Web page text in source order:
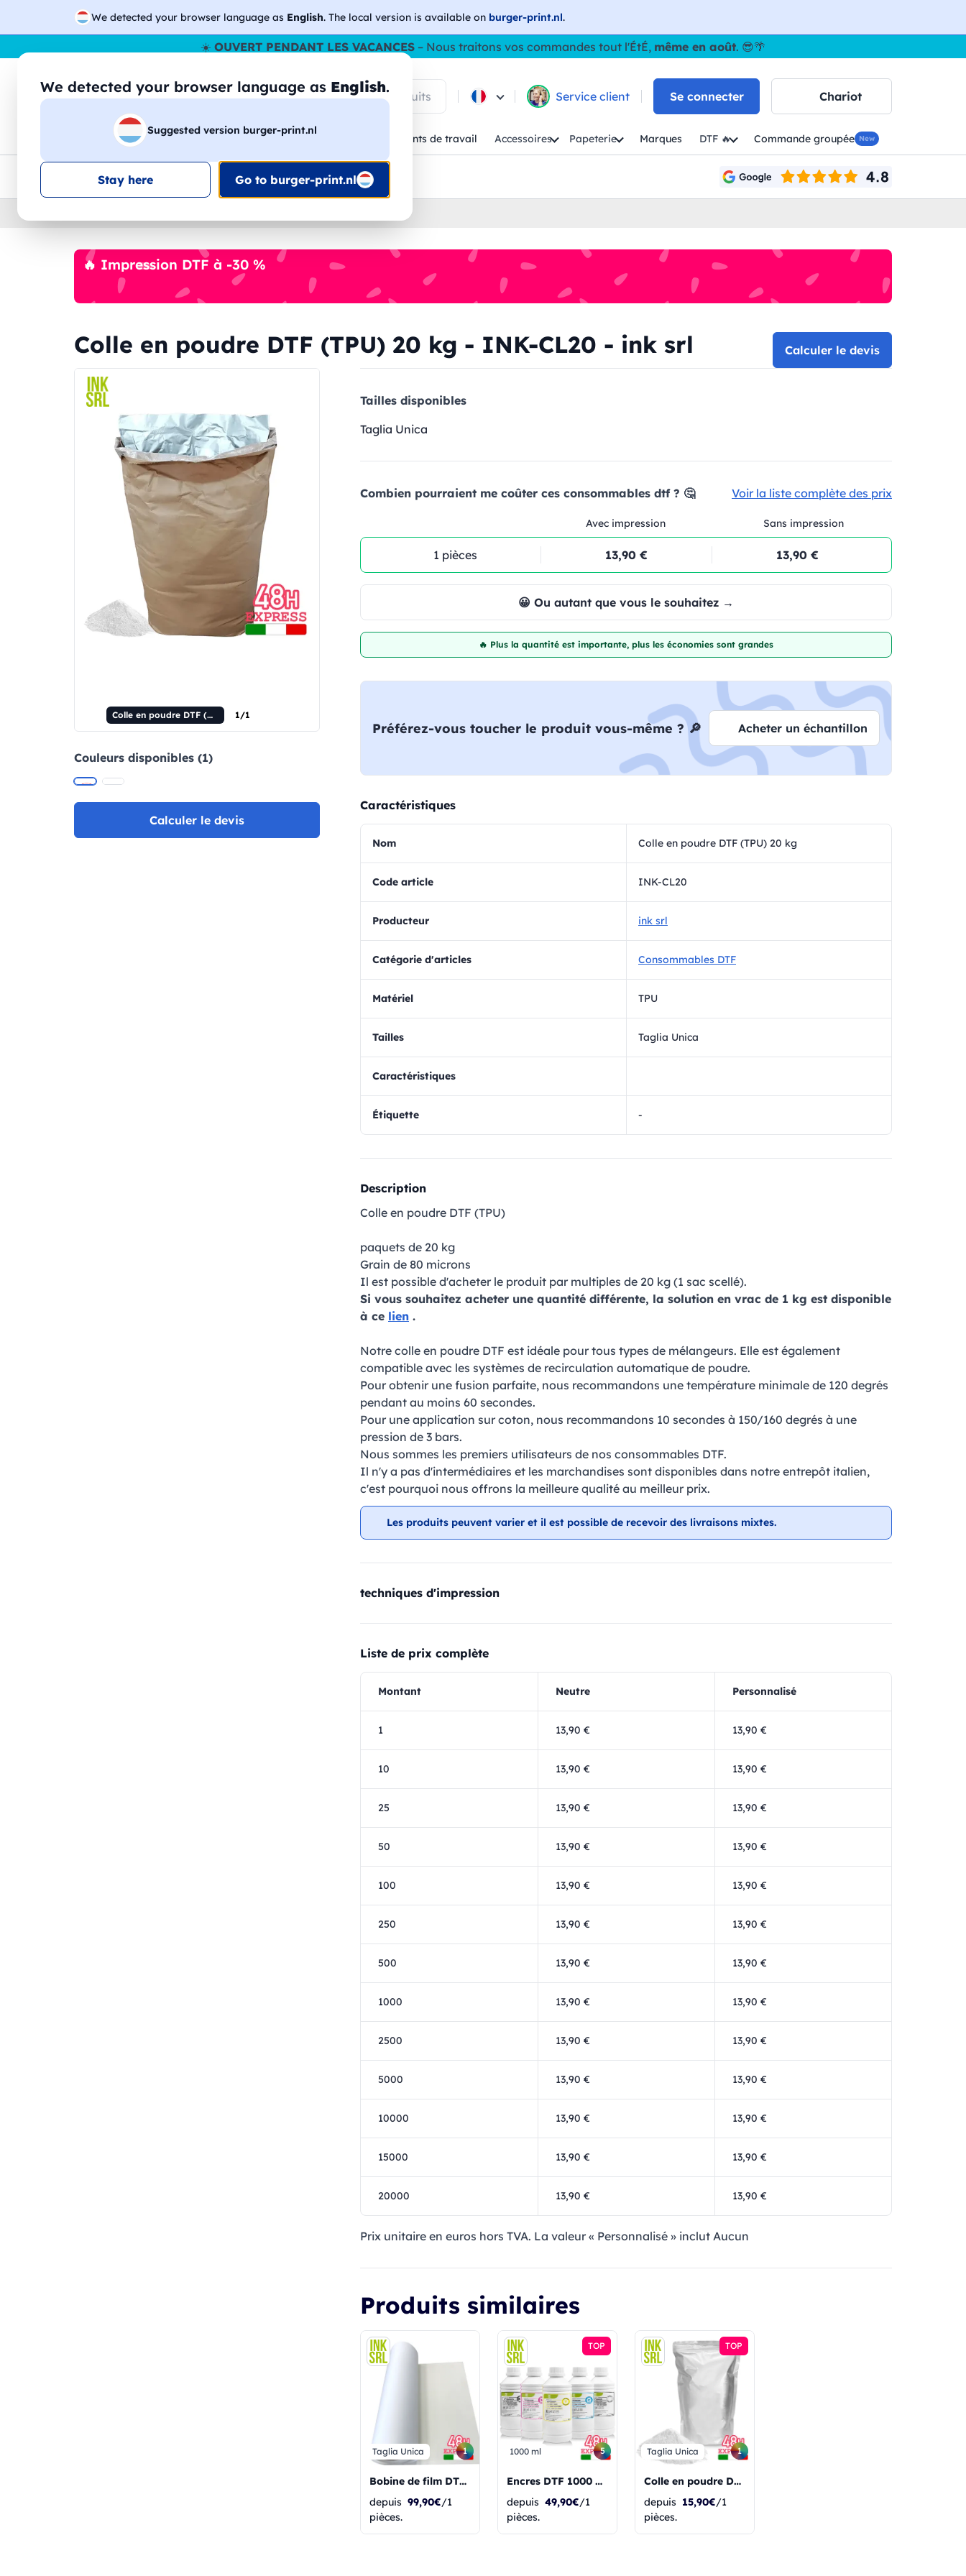
We detected your browser language as English. The local version is available on burger-print.nl.
We detected your browser language as English.
Suggested version burger-print.nl
Stay here Go to burger-print.nl
☀️ OUVERT PENDANT LES VACANCES – Nous traitons vos commandes tout l'ÉtÉ, même en août. 😎🌴
🔎 Recherchez parmi les produits Service client Se connecter Chariot
Sweat-shirts Homme Femme Vêtements de travail Accessoires Papeterie Marques DTF 🔥 Commande groupée New
Livraison UERemise quantité Service clientCroquis prépresse
🔥 Impression DTF à -30 %
Colle en poudre DTF (TPU) 20 kg - INK-CL20 - ink srl Calculer le devis
Colle en poudre DTF (TPU) 20 kg 1/1
Couleurs disponibles (1)
Calculer le devis
Tailles disponibles
Taglia Unica
Combien pourraient me coûter ces consommables dtf ? 🤔 Voir la liste complète des prix
Avec impression Sans impression
1 pièces 13,90 € 13,90 €
😀 Ou autant que vous le souhaitez →
🔥 Plus la quantité est importante, plus les économies sont grandes
Préférez-vous toucher le produit vous-même ? 🔎 Acheter un échantillon
Caractéristiques
Nom Colle en poudre DTF (TPU) 20 kg
Code article INK-CL20
Producteur ink srl
Catégorie d'articles Consommables DTF
matériel TPU
Tailles Taglia Unica
Caractéristiques
Étiquette -
Description
Colle en poudre DTF (TPU)
paquets de 20 kg
Grain de 80 microns
Il est possible d'acheter le produit par multiples de 20 kg (1 sac scellé).
Si vous souhaitez acheter une quantité différente, la solution en vrac de 1 kg est disponible
à ce lien .
Notre colle en poudre DTF est idéale pour tous types de mélangeurs. Elle est également
compatible avec les systèmes de recirculation automatique de poudre.
Pour obtenir une fusion parfaite, nous recommandons une température minimale de 120 degrés
pendant au moins 60 secondes.
Pour une application sur coton, nous recommandons 10 secondes à 150/160 degrés à une
pression de 3 bars.
Nous sommes les premiers utilisateurs de nos consommables DTF.
Il n'y a pas d'intermédiaires et les marchandises sont disponibles dans notre entrepôt italien,
c'est pourquoi nous offrons la meilleure qualité au meilleur prix.
Les produits peuvent varier et il est possible de recevoir des livraisons mixtes.
techniques d'impression
Liste de prix complète
Montant Neutre Personnalisé
1 13,90 € 13,90 €
10 13,90 € 13,90 €
25 13,90 € 13,90 €
50 13,90 € 13,90 €
100 13,90 € 13,90 €
250 13,90 € 13,90 €
500 13,90 € 13,90 €
1000 13,90 € 13,90 €
2500 13,90 € 13,90 €
5000 13,90 € 13,90 €
10000 13,90 € 13,90 €
15000 13,90 € 13,90 €
20000 13,90 € 13,90 €
Prix ​​unitaire en euros hors TVA. La valeur « Personnalisé » inclut Aucun
Produits similaires
Taglia Unica 1
Bobine de film DTF 60 cm x 100 m - Film PET - PREMIUM
depuis 99,90€/1
pièces.
TOP
1000 ml 5
Encres DTF 1000 ml - PREMIUM
depuis 49,90€/1
pièces.
TOP
Taglia Unica 1
Colle en poudre DTF (TPU) 1 kg
depuis 15,90€/1
pièces.